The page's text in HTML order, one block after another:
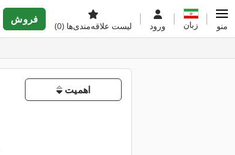
فروش
لیست علاقه‌مندی‌ها (0) ورود زبان منو
اهمیت